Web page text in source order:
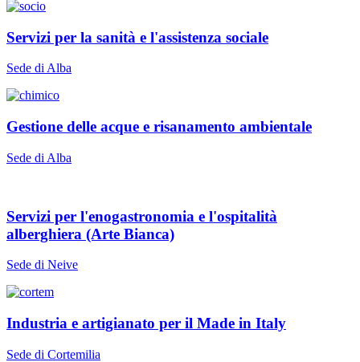
Servizi per la sanità e l'assistenza sociale
Sede di Alba
Gestione delle acque e risanamento ambientale
Sede di Alba
Servizi per l'enogastronomia e l'ospitalità
alberghiera (Arte Bianca)
Sede di Neive
Industria e artigianato per il Made in Italy
Sede di Cortemilia